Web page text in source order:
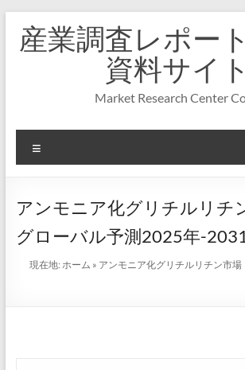
キ
プ
産業調査レポー
資料サイト
Market Research Center
ニ
ー
アンモニア化グリチルリチ
グローバル予測2025年-
現在地:ホーム » アンモニア化グリチルリチン市